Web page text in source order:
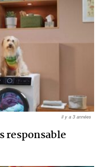
responsable
il y a 3 années